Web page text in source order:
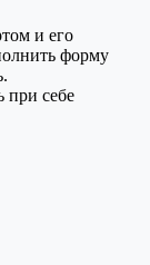
и его
форму
при себе